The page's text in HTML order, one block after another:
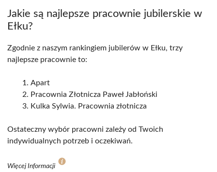
Jakie są najlepsze pracownie jubilerskie w
Ełku?
Zgodnie z naszym rankingiem jubilerów w Ełku, trzy
najlepsze pracownie to:
Apart
Pracownia Złotnicza Paweł Jabłoński
Kulka Sylwia. Pracownia złotnicza
Ostateczny wybór pracowni zależy od Twoich
indywidualnych potrzeb i oczekiwań.
Więcej Informacji